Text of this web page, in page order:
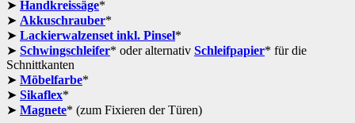
Handkreissäge*
Akkuschrauber*
Lackierwalzenset inkl. Pinsel*
Schwingschleifer* oder alternativ Schleifpapier* für die
Schnittkanten
Möbelfarbe*
Sikaflex*
Magnete* (zum Fixieren der Türen)